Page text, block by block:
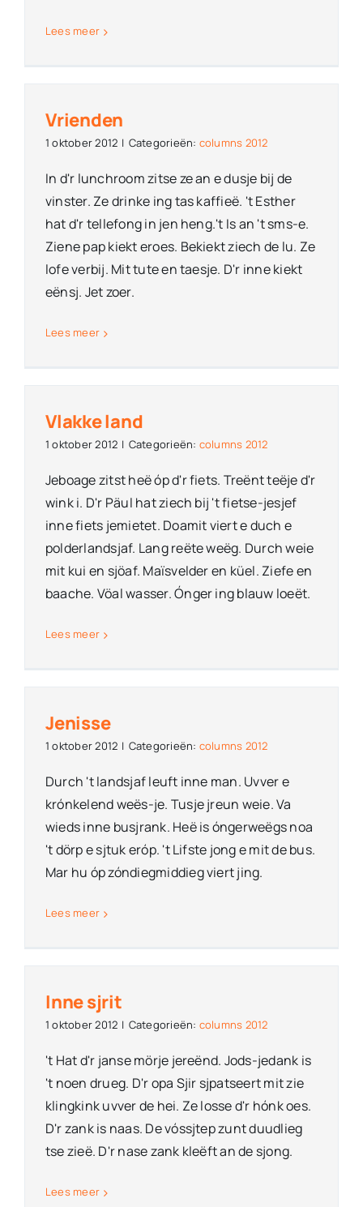
Lees meer
Vrienden
1 oktober 2012 | Categorieën: columns 2012
In d'r lunchroom zitse ze an e dusje bij de
vinster. Ze drinke ing tas kaffieë. 't Esther
hat d'r tellefong in jen heng.'t Is an 't sms-e.
Ziene pap kiekt eroes. Bekiekt ziech de lu. Ze
lofe verbij. Mit tute en taesje. D'r inne kiekt
eënsj. Jet zoer.
Lees meer
Vlakke land
1 oktober 2012 | Categorieën: columns 2012
Jeboage zitst heë óp d'r fiets. Treënt teëje d'r
wink i. D'r Päul hat ziech bij 't fietse-jesjef
inne fiets jemietet. Doamit viert e duch e
polderlandsjaf. Lang reëte weëg. Durch weie
mit kui en sjöaf. Maïsvelder en küel. Ziefe en
baache. Vöal wasser. Ónger ing blauw loeët.
Lees meer
Jenisse
1 oktober 2012 | Categorieën: columns 2012
Durch 't landsjaf leuft inne man. Uvver e
krónkelend weës-je. Tusje jreun weie. Va
wieds inne busjrank. Heë is óngerweëgs noa
't dörp e sjtuk eróp. 't Lifste jong e mit de bus.
Mar hu óp zóndiegmiddieg viert jing.
Lees meer
Inne sjrit
1 oktober 2012 | Categorieën: columns 2012
't Hat d'r janse mörje jereënd. Jods-jedank is
't noen drueg. D'r opa Sjir sjpatseert mit zie
klingkink uvver de hei. Ze losse d'r hónk oes.
D'r zank is naas. De vóssjtep zunt duudlieg
tse zieë. D'r nase zank kleëft an de sjong.
Lees meer